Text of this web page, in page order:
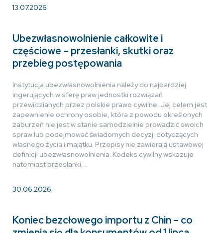
13.07.2026
Ubezwłasnowolnienie całkowite i
częściowe – przesłanki, skutki oraz
przebieg postępowania
Instytucja ubezwłasnowolnienia należy do najbardziej
ingerujących w sferę praw jednostki rozwiązań
przewidzianych przez polskie prawo cywilne. Jej celem jest
zapewnienie ochrony osobie, która z powodu określonych
zaburzeń nie jest w stanie samodzielnie prowadzić swoich
spraw lub podejmować świadomych decyzji dotyczących
własnego życia i majątku. Przepisy nie zawierają ustawowej
definicji ubezwłasnowolnienia. Kodeks cywilny wskazuje
natomiast przesłanki,…
30.06.2026
Koniec bezcłowego importu z Chin – co